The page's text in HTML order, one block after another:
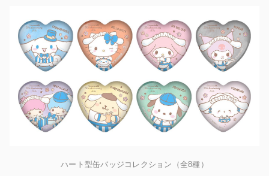
ハート型缶バッジコレクション（全8種）